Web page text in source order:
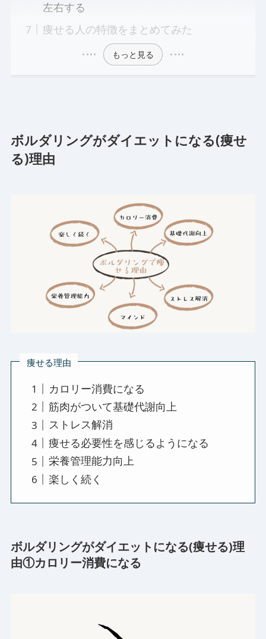
左右する
痩せる人の特徴をまとめてみた
もっと見る
ボルダリングがダイエットになる(痩せ
る)理由
痩せる理由
カロリー消費になる
筋肉がついて基礎代謝向上
ストレス解消
痩せる必要性を感じるようになる
栄養管理能力向上
楽しく続く
ボルダリングがダイエットになる(痩せる)理
由①カロリー消費になる